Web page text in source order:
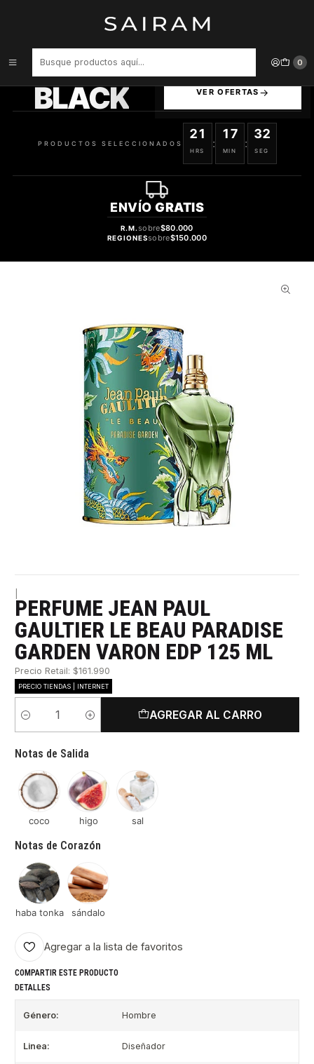
0
PERFUME JEAN PAUL GAULTIER LE BEAU PARADISE GARDEN
BLACK VER OFERTAS
PRODUCTOS SELECCIONADOS
21
HRS
:
17
MIN
:
32
SEG
ENVÍO GRATIS
R.M.sobre$80.000
REGIONESsobre$150.000
PERFUME JEAN PAUL
GAULTIER LE BEAU PARADISE
GARDEN VARON EDP 125 ML
Precio Retail: $161.990
PRECIO TIENDAS | INTERNET
Cantidad
AGREGAR AL CARRO
Notas de Salida
coco higo sal
Notas de Corazón
haba tonka sándalo
Agregar a la lista de favoritos
COMPARTIR ESTE PRODUCTO
DETALLES
Género: Hombre
Linea: Diseñador